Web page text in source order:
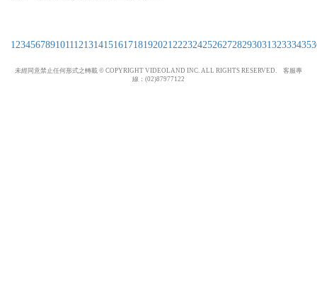
1234567891011121314151617181920212223242526272829303132333435
未經同意禁止任何形式之轉載 © COPYRIGHT VIDEOLAND INC. ALL RIGHTS RESERVED. 客服專
線：(02)87977122